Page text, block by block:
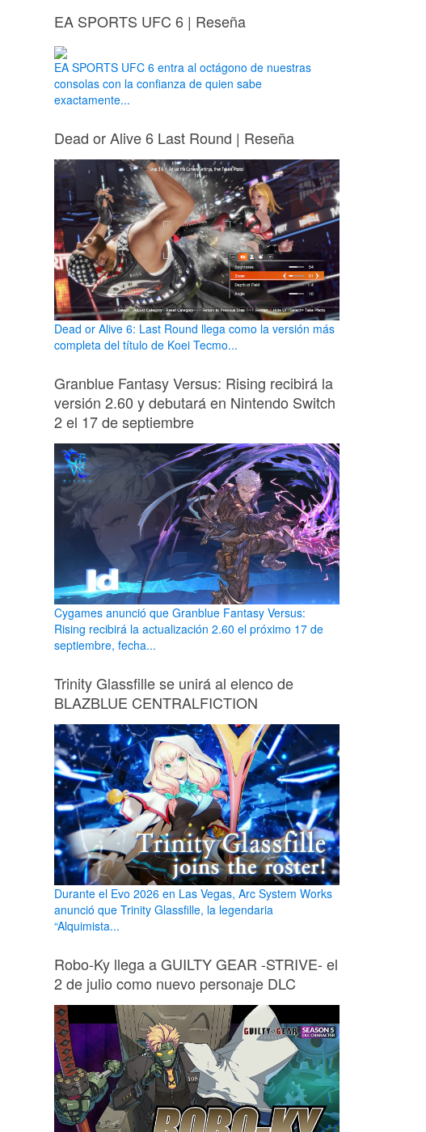
EA SPORTS UFC 6 | Reseña
EA SPORTS UFC 6 entra al octágono de nuestras
consolas con la confianza de quien sabe
exactamente...
Dead or Alive 6 Last Round | Reseña
Dead or Alive 6: Last Round llega como la versión más
completa del título de Koei Tecmo...
Granblue Fantasy Versus: Rising recibirá la
versión 2.60 y debutará en Nintendo Switch
2 el 17 de septiembre
Cygames anunció que Granblue Fantasy Versus:
Rising recibirá la actualización 2.60 el próximo 17 de
septiembre, fecha...
Trinity Glassfille se unirá al elenco de
BLAZBLUE CENTRALFICTION
Durante el Evo 2026 en Las Vegas, Arc System Works
anunció que Trinity Glassfille, la legendaria
“Alquimista...
Robo-Ky llega a GUILTY GEAR -STRIVE- el
2 de julio como nuevo personaje DLC